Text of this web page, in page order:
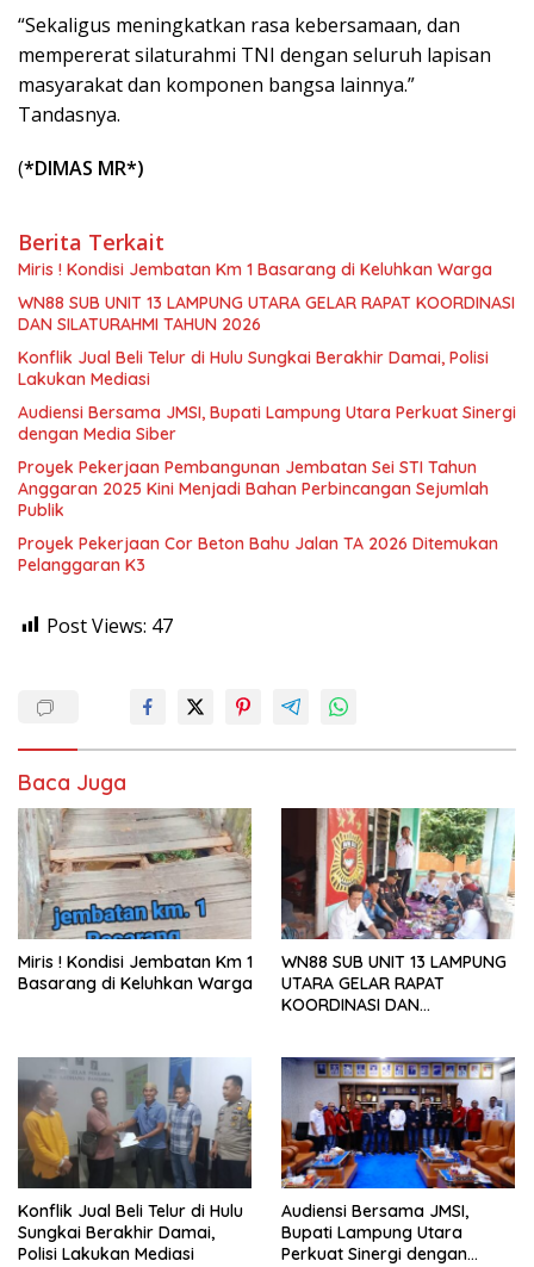
“Sekaligus meningkatkan rasa kebersamaan, dan
mempererat silaturahmi TNI dengan seluruh lapisan
masyarakat dan komponen bangsa lainnya.”
Tandasnya.
(*DIMAS MR*)
Berita Terkait
Miris ! Kondisi Jembatan Km 1 Basarang di Keluhkan Warga
WN88 SUB UNIT 13 LAMPUNG UTARA GELAR RAPAT KOORDINASI
DAN SILATURAHMI TAHUN 2026
Konflik Jual Beli Telur di Hulu Sungkai Berakhir Damai, Polisi
Lakukan Mediasi
Audiensi Bersama JMSI, Bupati Lampung Utara Perkuat Sinergi
dengan Media Siber
Proyek Pekerjaan Pembangunan Jembatan Sei STI Tahun
Anggaran 2025 Kini Menjadi Bahan Perbincangan Sejumlah
Publik
Proyek Pekerjaan Cor Beton Bahu Jalan TA 2026 Ditemukan
Pelanggaran K3
Post Views: 47
Baca Juga
Miris ! Kondisi Jembatan Km 1
Basarang di Keluhkan Warga
WN88 SUB UNIT 13 LAMPUNG
UTARA GELAR RAPAT
KOORDINASI DAN
Konflik Jual Beli Telur di Hulu
Sungkai Berakhir Damai,
Polisi Lakukan Mediasi
Audiensi Bersama JMSI,
Bupati Lampung Utara
Perkuat Sinergi dengan